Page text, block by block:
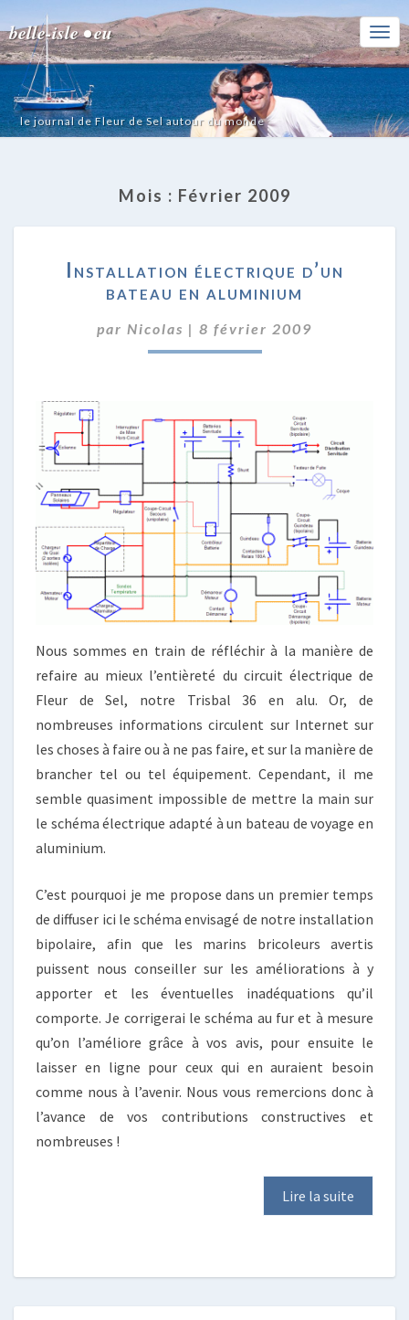
belle-isle • eu
le journal de Fleur de Sel autour du monde
Mois : Février 2009
ÉLECTRIQUE
D’UN
EN
ALUMINIUM
Installation électrique d’un
bateau en aluminium
par Nicolas | 8 février 2009
Nous sommes en train de réfléchir à la manière de
refaire au mieux l’entièreté du circuit électrique de
Fleur de Sel, notre Trisbal 36 en alu. Or, de
nombreuses informations circulent sur Internet sur
les choses à faire ou à ne pas faire, et sur la manière de
brancher tel ou tel équipement. Cependant, il me
semble quasiment impossible de mettre la main sur
le schéma électrique adapté à un bateau de voyage en
aluminium.
C’est pourquoi je me propose dans un premier temps
de diffuser ici le schéma envisagé de notre installation
bipolaire, afin que les marins bricoleurs avertis
puissent nous conseiller sur les améliorations à y
apporter et les éventuelles inadéquations qu’il
comporte. Je corrigerai le schéma au fur et à mesure
qu’on l’améliore grâce à vos avis, pour ensuite le
laisser en ligne pour ceux qui en auraient besoin
comme nous à l’avenir. Nous vous remercions donc à
l’avance de vos contributions constructives et
nombreuses !
Lire la suite